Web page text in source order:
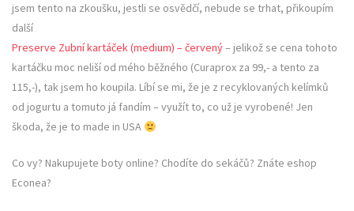
jsem tento na zkoušku, jestli se osvědčí, nebude se trhat, přikoupím
další
Preserve Zubní kartáček (medium) – červený– jelikož se cena tohoto
kartáčku moc neliší od mého běžného (Curaprox za 99,- a tento za
115,-), tak jsem ho koupila. Líbí se mi, že je z recyklovaných kelímků
od jogurtu a tomuto já fandím – využít to, co už je vyrobené! Jen
škoda, že je to made in USA
Co vy? Nakupujete boty online? Chodíte do sekáčů? Znáte eshop
Econea?